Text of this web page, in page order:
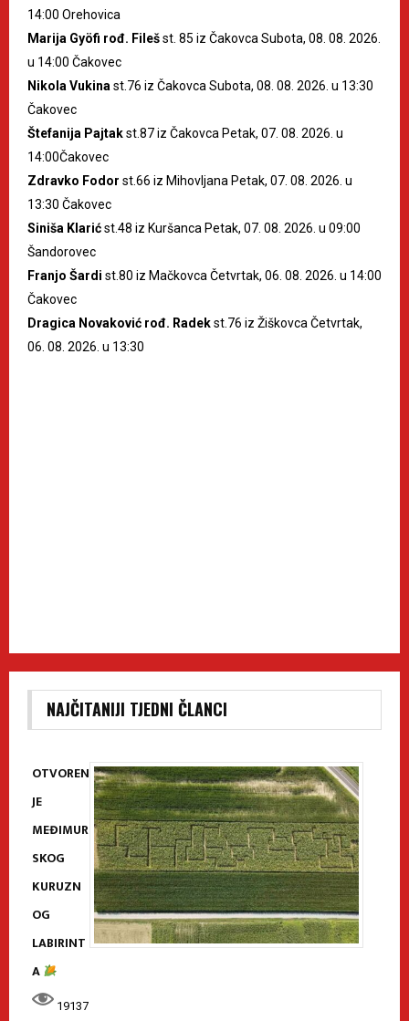
14:00 Orehovica
Marija Gyöfi rođ. Filešst. 85 iz Čakovca Subota, 08. 08. 2026.
u 14:00 Čakovec
Nikola Vukinast.76 iz Čakovca Subota, 08. 08. 2026. u 13:30
Čakovec
Štefanija Pajtakst.87 iz Čakovca Petak, 07. 08. 2026. u
14:00Čakovec
Zdravko Fodor st.66 iz Mihovljana Petak, 07. 08. 2026. u
13:30 Čakovec
Siniša Klarićst.48 iz Kuršanca Petak, 07. 08. 2026. u 09:00
Šandorovec
Franjo Šardi st.80 iz Mačkovca Četvrtak, 06. 08. 2026. u 14:00
Čakovec
Dragica Novaković rođ. Radekst.76 iz Žiškovca Četvrtak,
06. 08. 2026. u 13:30
NAJČITANIJI TJEDNI ČLANCI
OTVOREN
JE
MEĐIMUR
SKOG
KURUZN
OG
LABIRINT
A
19137